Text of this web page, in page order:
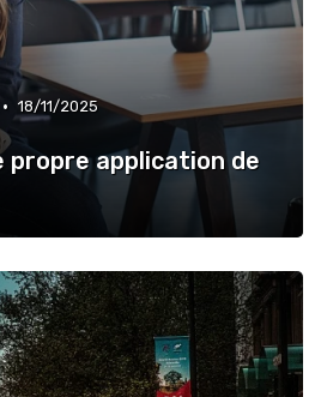
• 18/11/2025
propre application de